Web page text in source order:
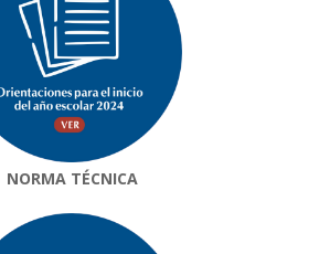
NORMA TÉCNICA